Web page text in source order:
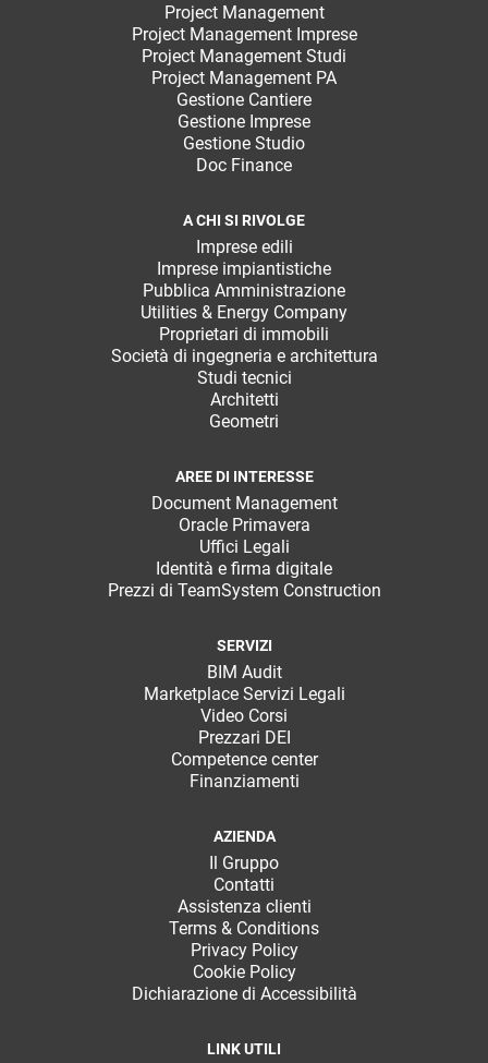
Project Management
Project Management Imprese
Project Management Studi
Project Management PA
Gestione Cantiere
Gestione Imprese
Gestione Studio
Doc Finance
A CHI SI RIVOLGE
Imprese edili
Imprese impiantistiche
Pubblica Amministrazione
Utilities & Energy Company
Proprietari di immobili
Società di ingegneria e architettura
Studi tecnici
Architetti
Geometri
AREE DI INTERESSE
Document Management
Oracle Primavera
Uffici Legali
Identità e firma digitale
Prezzi di TeamSystem Construction
SERVIZI
BIM Audit
Marketplace Servizi Legali
Video Corsi
Prezzari DEI
Competence center
Finanziamenti
AZIENDA
Il Gruppo
Contatti
Assistenza clienti
Terms & Conditions
Privacy Policy
Cookie Policy
Dichiarazione di Accessibilità
LINK UTILI